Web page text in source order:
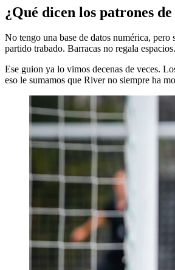
¿Qué dicen los patrones
No tengo una base de datos numérica,
partido trabado. Barracas no regala
Ese guion ya lo vimos decenas de veces.
eso le sumamos que River no siempre ha